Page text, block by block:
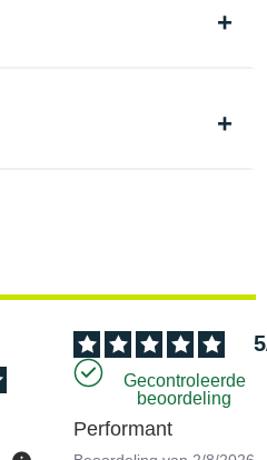
5
Gecontroleerde
beoordeling
Performant